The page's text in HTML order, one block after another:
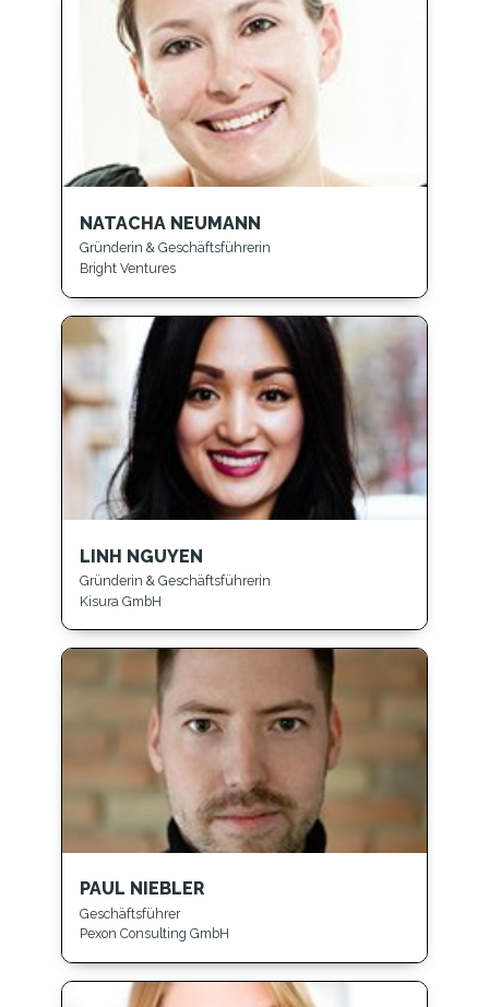
NATACHA NEUMANN
Gründerin & Geschäftsführerin
Bright Ventures
LINH NGUYEN
Gründerin & Geschäftsführerin
Kisura GmbH
PAUL NIEBLER
Geschäftsführer
Pexon Consulting GmbH